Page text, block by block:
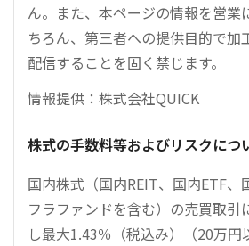
ん。また、本ページの情報を営業
ちろん、第三者への提供目的で加
配信することを固く禁じます。
情報提供：株式会社QUICK
株式の手数料等およびリスクにつ
国内株式（国内REIT、国内ETF、
フラファンドを含む）の売買取引
し最大1.43％（税込み）（20万